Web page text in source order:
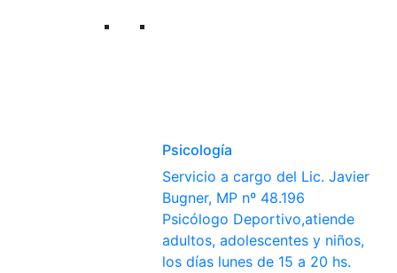
Psicología
Servicio a cargo del Lic. Javier
Bugner, MP nº 48.196
Psicólogo Deportivo,atiende
adultos, adolescentes y niños,
los días lunes de 15 a 20 hs.